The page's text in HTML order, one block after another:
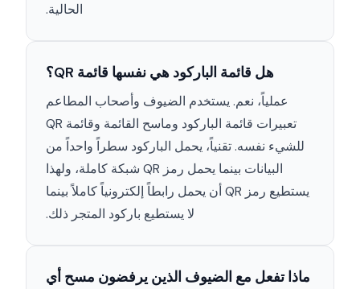
الحالية.
هل قائمة الباركود هي نفسها قائمة QR؟
عملياً، نعم. يستخدم الضيوف وأصحاب المطاعم
تعبيرات قائمة الباركود وماسح القائمة وقائمة QR
للشيء نفسه. تقنياً، يحمل الباركود سطراً واحداً من
البيانات بينما يحمل رمز QR شبكة كاملة، ولهذا
يستطيع رمز QR أن يحمل رابطاً إلكترونياً كاملاً بينما
لا يستطيع باركود المتجر ذلك.
ماذا تفعل مع الضيوف الذين يرفضون مسح أي